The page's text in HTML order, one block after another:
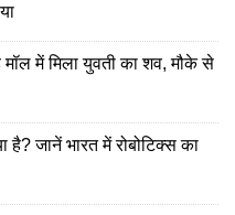
में मिला युवती का शव, मौके से
है? जानें भारत में रोबोटिक्स का